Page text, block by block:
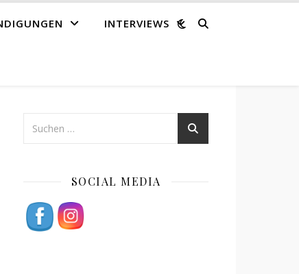
INTERVIEWS
SOCIAL MEDIA